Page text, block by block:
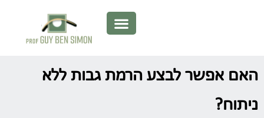
האם אפשר לבצע הרמת גבות ללא
ניתוח?